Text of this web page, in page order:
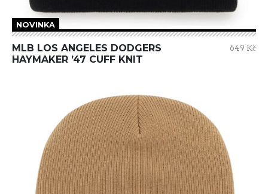
NOVINKA
MLB LOS ANGELES DODGERS
HAYMAKER ’47 CUFF KNIT
649 Kč